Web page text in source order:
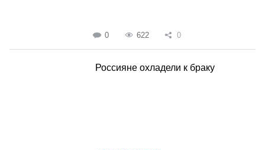
0 622 0
Россияне охладели к браку